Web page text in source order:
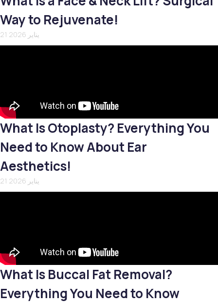
Way to Rejuvenate!
21 يناير 2026
What Is Otoplasty? Everything You
Need to Know About Ear
Aesthetics!
21 يناير 2026
What Is Buccal Fat Removal?
Everything You Need to Know